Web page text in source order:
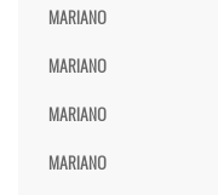
MARIANO
MARIANO
MARIANO
MARIANO